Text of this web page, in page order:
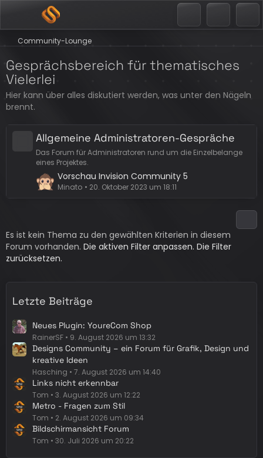
Community-Lounge
Gesprächsbereich für thematisches
Vielerlei
Hier kann über alles diskutiert werden, was unter den Nägeln
brennt.
Allgemeine Administratoren-Gespräche
Das Forum für Administratoren rund um die Einzelbelange
eines Projektes.
L
e
e
B
e
ä
e
Vorschau Invision Community 5
Minato 20. Oktober 2023 um 18:11
Es ist kein Thema zu den gewählten Kriterien in diesem
Forum vorhanden. Die aktiven Filter anpassen. Die Filter
zurücksetzen.
Letzte Beiträge
Neues Plugin: YoureCom Shop
RainerSF 9. August 2026 um 13:32
Designs Community – ein Forum für Grafik, Design und
kreative Ideen
Hasching 7. August 2026 um 14:40
Links nicht erkennbar
Tom 3. August 2026 um 12:22
Metro - Fragen zum Stil
Tom 2. August 2026 um 09:34
Bildschirmansicht Forum
Tom 30. Juli 2026 um 20:22